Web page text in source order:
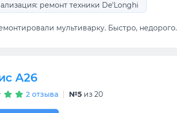
ремонт техники De'Longhi
мультиварку. Быстро, недорого.
А26
2 отзыва №5 из 20